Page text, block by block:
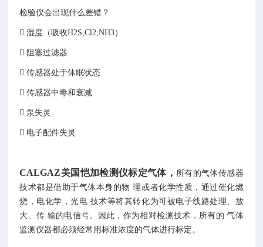
检验仪会出现什么差错？
 湿度（吸收H2S,Cl2,NH3）
 阻塞过滤器
 传感器处于休眠状态
 传感器中毒和衰减
 泵失灵
 电子配件失灵
CALGAZ美国恺加检测仪标定气体， 所有的气体传感器
技术都是借助于气体本身的物 理或者化学性质，通过催化燃
烧，电化学，光电 技术等将其转化为可被电子线路处理、放
大、传 输的电信号。因此，作为相对检测技术，所有的 气体
监测仪器都必须经常用标准浓度的气体进行标定。